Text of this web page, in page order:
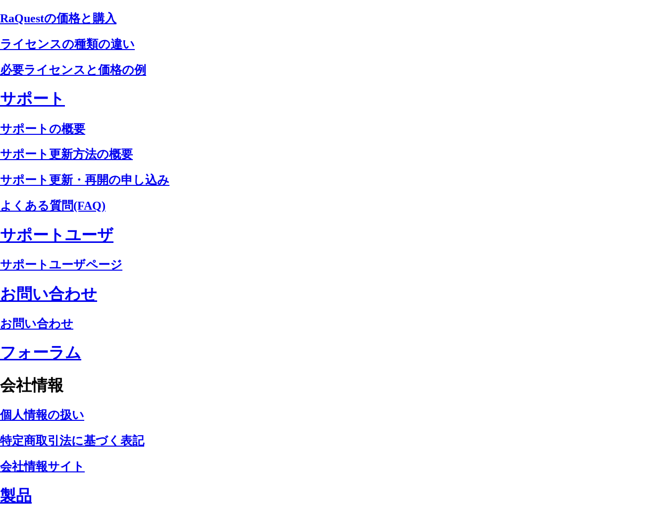
RaQuestの価格と購入
ライセンスの種類の違い
必要ライセンスと価格の例
サポート
サポートの概要
サポート更新方法の概要
サポート更新・再開の申し込み
よくある質問(FAQ)
サポートユーザ
サポートユーザページ
お問い合わせ
お問い合わせ
フォーラム
会社情報
個人情報の扱い
特定商取引法に基づく表記
会社情報サイト
製品